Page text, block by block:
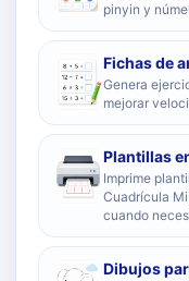
pinyin y
Fichas de
Genera
mejorar
Plantillas
Imprime
Cuadrícula
cuando
Dibujos